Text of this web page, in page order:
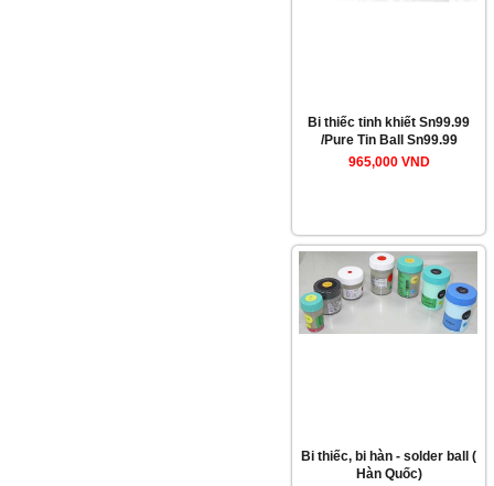
Bi thiếc tinh khiết Sn99.99
/Pure Tin Ball Sn99.99
965,000 VND
Bi thiếc, bi hàn - solder ball (
Hàn Quốc)